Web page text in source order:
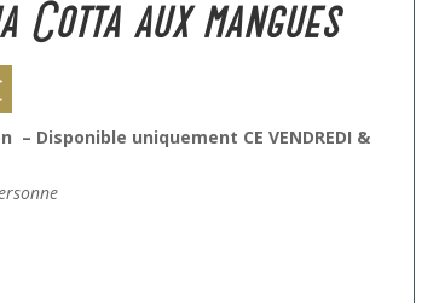
Cotta aux mangues
– Disponible uniquement CE VENDREDI &